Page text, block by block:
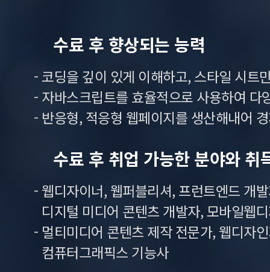
수료 후 향상되는 능력
- 코딩을 깊이 있게 이해하고, 스타일 시트
- 자바스크립트를 효율적으로 사용하여 다
- 반응형, 적응형 웹페이지를 생산해내어
수료 후 취업 가능한 분야와 취
- 웹디자이너, 웹퍼블리셔, 프런트엔드 개
디지털 미디어 콘텐츠 개발자, 모바일웹
- 멀티미디어 콘텐츠 제작 전문가, 웹디자
컴퓨터그래픽스 기능사